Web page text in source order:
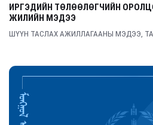
ИРГЭДИЙН ТӨЛӨӨЛӨГЧИЙН
ЖИЛИЙН МЭДЭЭ
ШҮҮН ТАСЛАХ АЖИЛЛАГААНЫ МЭДЭЭ,